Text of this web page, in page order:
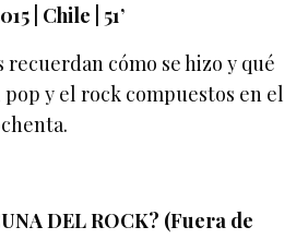
| Chile | 51’
recuerdan cómo se hizo y qué
y el rock compuestos en el
DEL ROCK? (Fuera de